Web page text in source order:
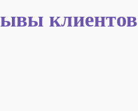
клиентов